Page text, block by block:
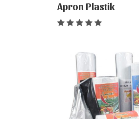
Apron Plastik